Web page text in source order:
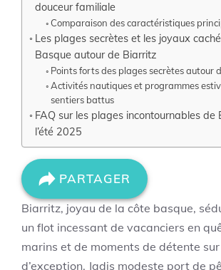
douceur familiale
Comparaison des caractéristiques
Les plages secrètes et les joyaux
Basque autour de Biarritz
Points forts des plages secrètes autour
Activités nautiques et programmes
sentiers battus
FAQ sur les plages incontournables de
l’été 2025
PARTAGER
Biarritz, joyau de la côte basque,
un flot incessant de vacanciers en
marins et de moments de détente
d’exception. Jadis modeste port de